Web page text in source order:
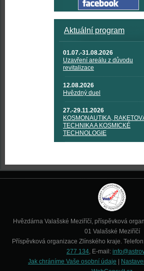
Aktuální program
01.07.-31.08.2026
Uzavření areálu z důvodu
revitalizace
12.08.2026
Hvězdný duel
27.-29.11.2026
KOSMONAUTIKA,
TECHNIKA A KOSMICKÉ
TECHNOLOGIE
Hvězdárna Valašské Meziříčí, příspěvková
01 Valašské Meziříčí
Příspěvková organizace Zlínského kraje.
277 134, E-mail:
Jak chráníme Vaše osobní údaje